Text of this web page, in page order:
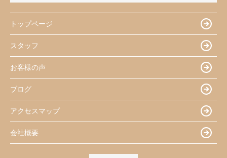
トップページ
スタッフ
お客様の声
ブログ
アクセスマップ
会社概要